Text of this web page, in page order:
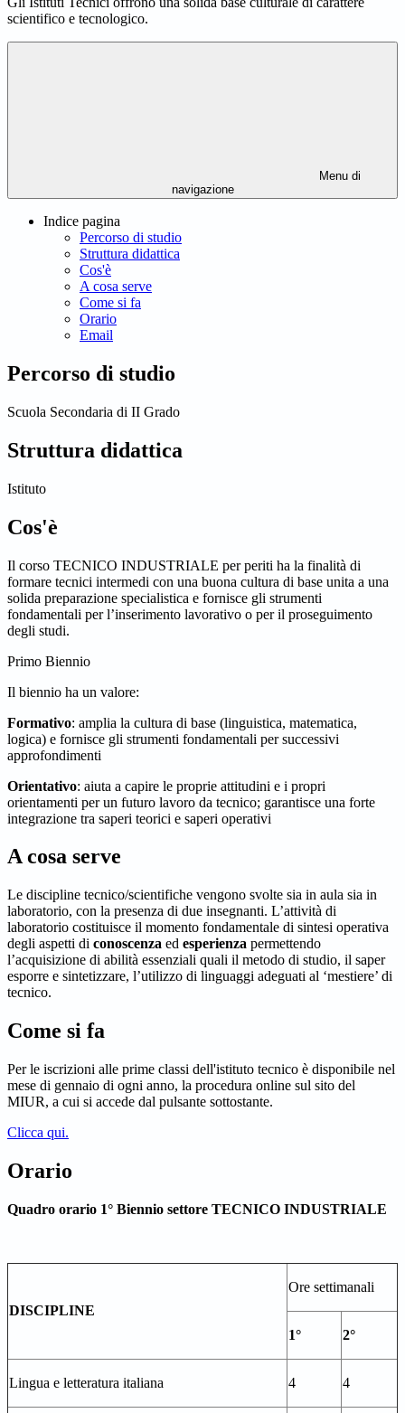
scientifico e tecnologico.
Menu di
navigazione
Indice pagina
Percorso di studio
Struttura didattica
Cos'è
A cosa serve
Come si fa
Orario
Email
Percorso di studio
Scuola Secondaria di II Grado
Struttura didattica
Istituto
Cos'è
Il corso TECNICO INDUSTRIALE per periti ha la finalità di
formare tecnici intermedi con una buona cultura di base unita a una
solida preparazione specialistica e fornisce gli strumenti
fondamentali per l’inserimento lavorativo o per il proseguimento
degli studi.
Primo Biennio
Il biennio ha un valore:
Formativo: amplia la cultura di base (linguistica, matematica,
logica) e fornisce gli strumenti fondamentali per successivi
approfondimenti
Orientativo: aiuta a capire le proprie attitudini e i propri
orientamenti per un futuro lavoro da tecnico; garantisce una forte
integrazione tra saperi teorici e saperi operativi
A cosa serve
Le discipline tecnico/scientifiche vengono svolte sia in aula sia in
laboratorio, con la presenza di due insegnanti. L’attività di
laboratorio costituisce il momento fondamentale di sintesi operativa
degli aspetti di conoscenza ed esperienza permettendo
l’acquisizione di abilità essenziali quali il metodo di studio, il saper
esporre e sintetizzare, l’utilizzo di linguaggi adeguati al ‘mestiere’ di
tecnico.
Come si fa
Per le iscrizioni alle prime classi dell'istituto tecnico è disponibile nel
mese di gennaio di ogni anno, la procedura online sul sito del
MIUR, a cui si accede dal pulsante sottostante.
Clicca qui.
Orario
Quadro orario 1° Biennio settore TECNICO INDUSTRIALE
DISCIPLINE
Ore settimanali
1° 2°
Lingua e letteratura italiana 4 4